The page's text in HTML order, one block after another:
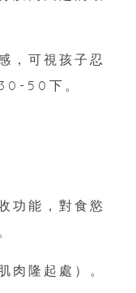
，可視孩子忍
50下。
功能，對食慾
肉隆起處）。